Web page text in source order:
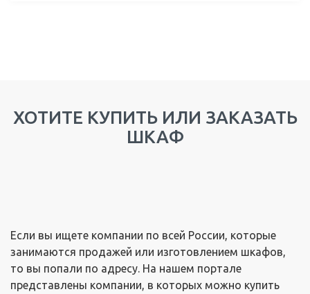
ХОТИТЕ КУПИТЬ ИЛИ ЗАКАЗАТЬ
ШКАФ
Если вы ищете компании по всей России, которые
занимаются продажей или изготовлением шкафов,
то вы попали по адресу. На нашем портале
представлены компании, в которых можно купить